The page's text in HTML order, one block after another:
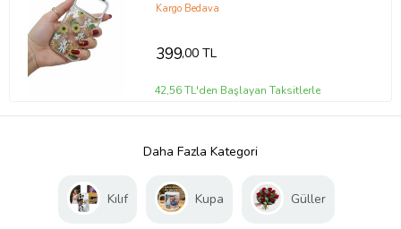
Kargo Bedava
399,00 TL
42,56 TL'den Başlayan Taksitlerle
Daha Fazla Kategori
Kılıf Kupa Güller